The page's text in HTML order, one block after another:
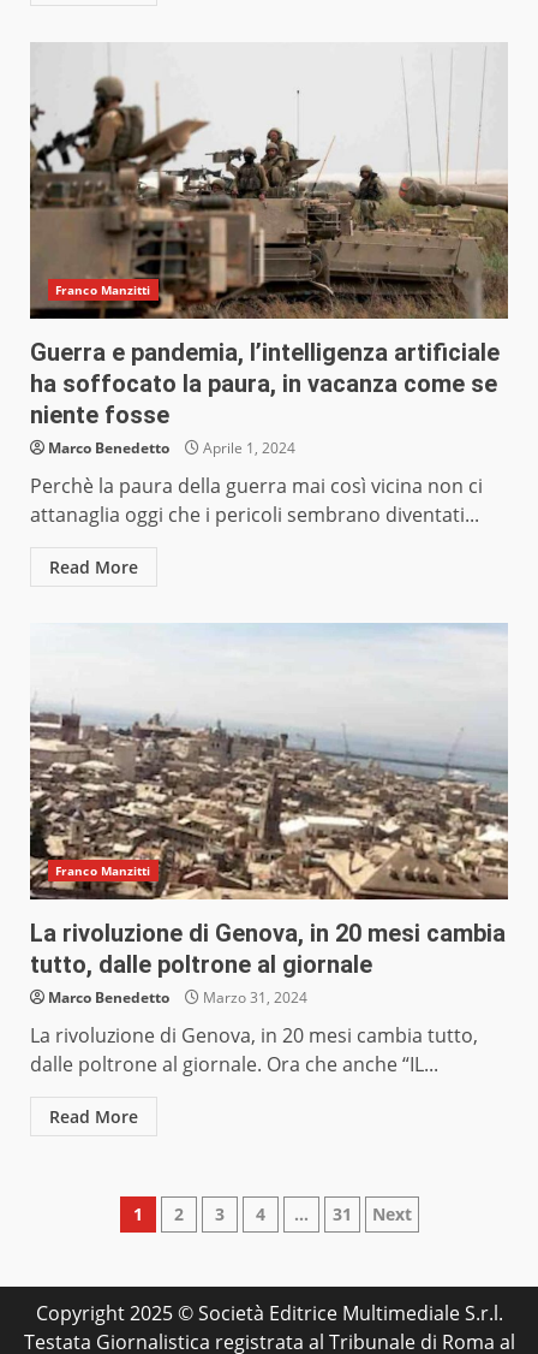
Franco Manzitti
Guerra e pandemia, l’intelligenza artificiale
ha soffocato la paura, in vacanza come se
niente fosse
Marco Benedetto Aprile 1, 2024
Perchè la paura della guerra mai così vicina non ci
attanaglia oggi che i pericoli sembrano diventati...
Read More
Franco Manzitti
La rivoluzione di Genova, in 20 mesi cambia
tutto, dalle poltrone al giornale
Marco Benedetto Marzo 31, 2024
La rivoluzione di Genova, in 20 mesi cambia tutto,
dalle poltrone al giornale. Ora che anche “IL...
Read More
Paginazione
articoli
1 2 3 4 … 31 Next
Copyright 2025 © Società Editrice Multimediale S.r.l.
Testata Giornalistica registrata al Tribunale di Roma al